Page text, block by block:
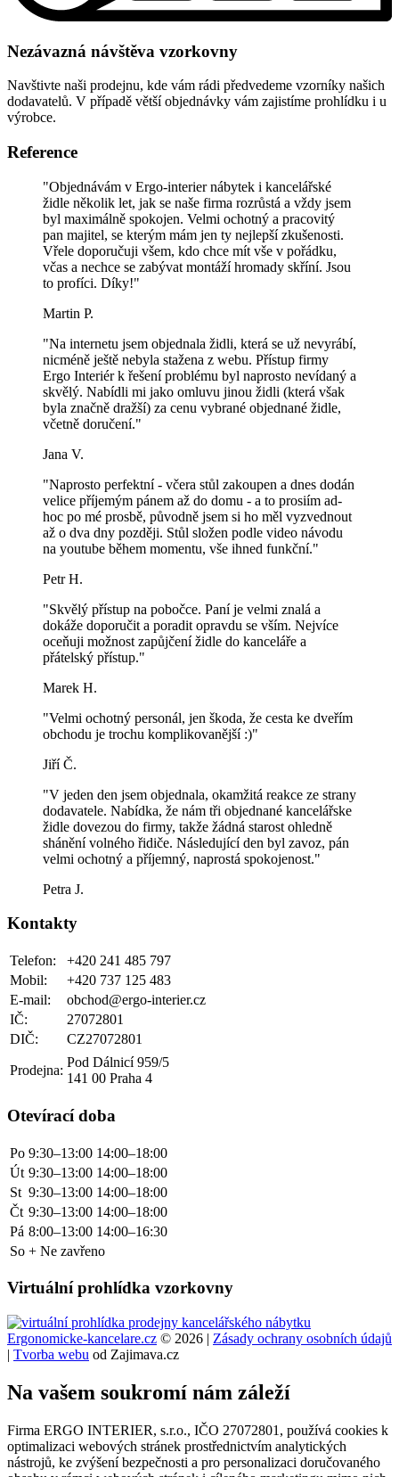
Nezávazná návštěva vzorkovny
Navštivte naši prodejnu, kde vám rádi předvedeme vzorníky našich
dodavatelů. V případě větší objednávky vám zajistíme prohlídku i u
výrobce.
Reference
"Objednávám v Ergo-interier nábytek i kancelářské
židle několik let, jak se naše firma rozrůstá a vždy jsem
byl maximálně spokojen. Velmi ochotný a pracovitý
pan majitel, se kterým mám jen ty nejlepší zkušenosti.
Vřele doporučuji všem, kdo chce mít vše v pořádku,
včas a nechce se zabývat montáží hromady skříní. Jsou
to profíci. Díky!"
Martin P.
"Na internetu jsem objednala židli, která se už nevyrábí,
nicméně ještě nebyla stažena z webu. Přístup firmy
Ergo Interiér k řešení problému byl naprosto nevídaný a
skvělý. Nabídli mi jako omluvu jinou židli (která však
byla značně dražší) za cenu vybrané objednané židle,
včetně doručení."
Jana V.
"Naprosto perfektní - včera stůl zakoupen a dnes dodán
velice příjemým pánem až do domu - a to prosiím ad-
hoc po mé prosbě, původně jsem si ho měl vyzvednout
až o dva dny později. Stůl složen podle video návodu
na youtube během momentu, vše ihned funkční."
Petr H.
"Skvělý přístup na pobočce. Paní je velmi znalá a
dokáže doporučit a poradit opravdu se vším. Nejvíce
oceňuji možnost zapůjčení židle do kanceláře a
přátelský přístup."
Marek H.
"Velmi ochotný personál, jen škoda, že cesta ke dveřím
obchodu je trochu komplikovanější :)"
Jiří Č.
"V jeden den jsem objednala, okamžitá reakce ze strany
dodavatele. Nabídka, že nám tři objednané kancelářske
židle dovezou do firmy, takže žádná starost ohledně
shánění volného řidiče. Následující den byl zavoz, pán
velmi ochotný a příjemný, naprostá spokojenost."
Petra J.
Kontakty
Telefon:
+420 241 485 797
Mobil:
+420 737 125 483
E-mail:
obchod@ergo-interier.cz
IČ:
27072801
DIČ:
CZ27072801
Prodejna:
Pod Dálnicí 959/5
141 00 Praha 4
Otevírací doba
Po 9:30–13:00 14:00–18:00
Út 9:30–13:00 14:00–18:00
St 9:30–13:00 14:00–18:00
Čt 9:30–13:00 14:00–18:00
Pá 8:00–13:00 14:00–16:30
So + Ne zavřeno
Virtuální prohlídka vzorkovny
Ergonomicke-kancelare.cz © 2026 | Zásady ochrany osobních údajů
| Tvorba webu od Zajimava.cz
Na vašem soukromí nám záleží
Firma ERGO INTERIER, s.r.o., IČO 27072801, používá cookies k
optimalizaci webových stránek prostřednictvím analytických
nástrojů, ke zvýšení bezpečnosti a pro personalizaci doručovaného